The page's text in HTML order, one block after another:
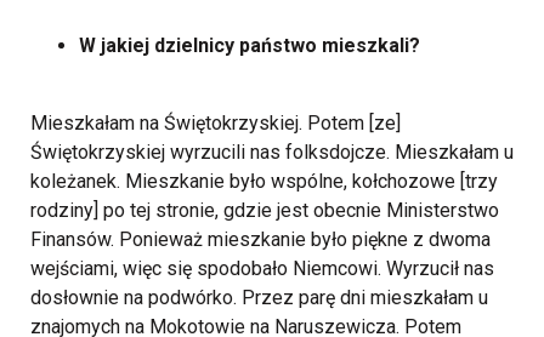
W jakiej dzielnicy państwo mieszkali?
Mieszkałam na Świętokrzyskiej. Potem [ze]
Świętokrzyskiej wyrzucili nas folksdojcze. Mieszkałam u
koleżanek. Mieszkanie było wspólne, kołchozowe [trzy
rodziny] po tej stronie, gdzie jest obecnie Ministerstwo
Finansów. Ponieważ mieszkanie było piękne z dwoma
wejściami, więc się spodobało Niemcowi. Wyrzucił nas
dosłownie na podwórko. Przez parę dni mieszkałam u
znajomych na Mokotowie na Naruszewicza. Potem